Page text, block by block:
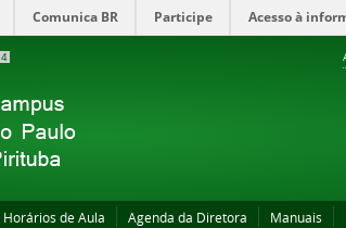
Comunica BR Participe Acesso à
4
Horários de Aula Agenda da Diretora Manuais